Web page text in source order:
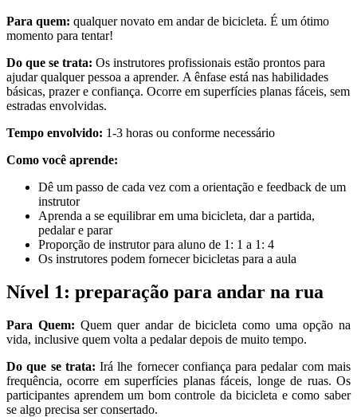
Para quem: qualquer novato em andar de bicicleta. É um ótimo
momento para tentar!
Do que se trata: Os instrutores profissionais estão prontos para
ajudar qualquer pessoa a aprender. A ênfase está nas habilidades
básicas, prazer e confiança. Ocorre em superfícies planas fáceis, sem
estradas envolvidas.
Tempo envolvido: 1-3 horas ou conforme necessário
Como você aprende:
Dê um passo de cada vez com a orientação e feedback de um
instrutor
Aprenda a se equilibrar em uma bicicleta, dar a partida,
pedalar e parar
Proporção de instrutor para aluno de 1: 1 a 1: 4
Os instrutores podem fornecer bicicletas para a aula
Nível 1: preparação para andar na rua
Para Quem: Quem quer andar de bicicleta como uma opção na
vida, inclusive quem volta a pedalar depois de muito tempo.
Do que se trata:Irá lhe fornecer confiança para pedalar com mais
frequência, ocorre em superfícies planas fáceis, longe de ruas. Os
participantes aprendem um bom controle da bicicleta e como saber
se algo precisa ser consertado.